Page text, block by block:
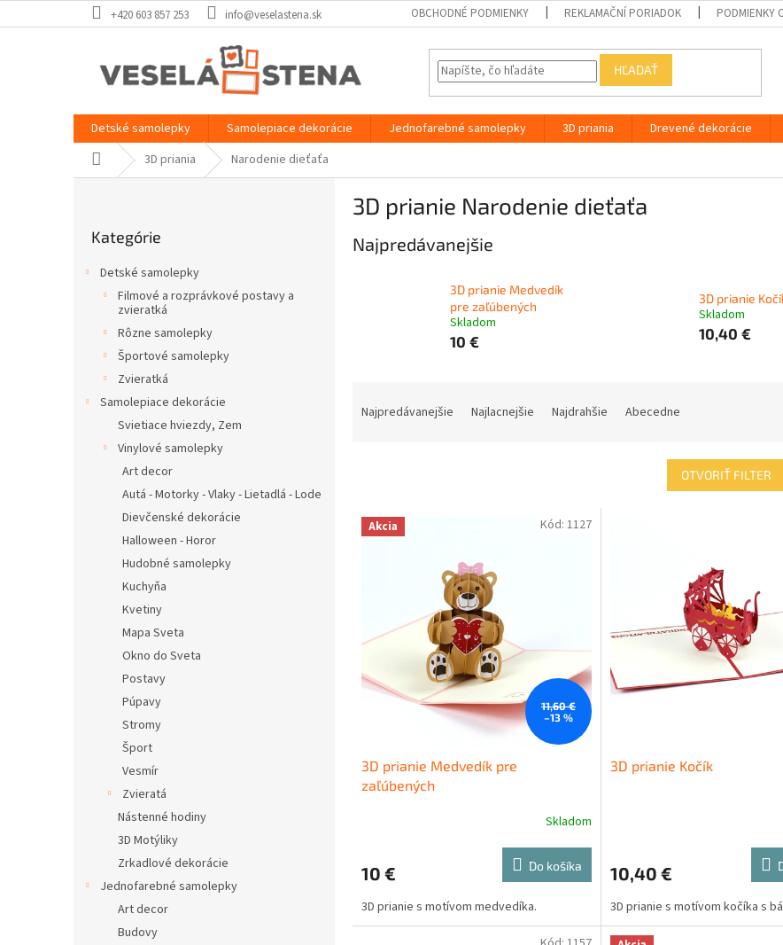
na
+420 603 857 253 info@veselastena.sk OBCHODNÉ PODMIENKY REKLAMAČNÍ PORIADOK PODMIENKY
HĽADAŤ
Detské samolepky Samolepiace dekorácie Jednofarebné samolepky 3D priania Drevené dekorácie
Domov3D priania Narodenie dieťaťa
kategórie
Kategórie
Detské samolepky
Filmové a rozprávkové postavy a
zvieratká
Rôzne samolepky
Športové samolepky
Zvieratká
Samolepiace dekorácie
Svietiace hviezdy, Zem
Vinylové samolepky
Art decor
Autá - Motorky - Vlaky - Lietadlá - Lode
Dievčenské dekorácie
Halloween - Horor
Hudobné samolepky
Kuchyňa
Kvetiny
Mapa Sveta
Okno do Sveta
Postavy
Púpavy
Stromy
Šport
Vesmír
Zvieratá
Nástenné hodiny
3D Motýliky
Zrkadlové dekorácie
Jednofarebné samolepky
Art decor
Budovy
3D prianie Narodenie dieťaťa
Najpredávanejšie
3D prianie Medvedík
pre zaľúbených
Skladom
10 €
3D prianie
Skladom
10,40 €
Najpredávanejšie Najlacnejšie Najdrahšie Abecedne
OTVORIŤ FILTER
V Akcia
11,60 €
–13 %
3D prianie Medvedík pre
zaľúbených
Skladom
10 € Do košíka
3D prianie s motívom medvedíka.
Kód: 1127
3D prianie Kočík
10,40 €
3D prianie s motívom kočíka s